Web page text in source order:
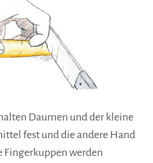
Daumen und der kleine
fest und die andere Hand
Fingerkuppen werden